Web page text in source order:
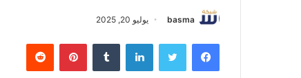
basma يوليو 20, 2025
فيسبوك تويتر لينكدإن بينتيريست